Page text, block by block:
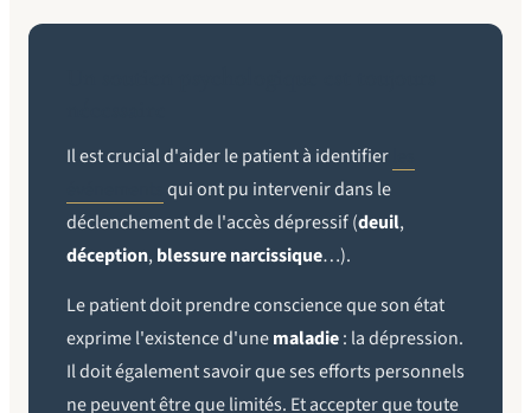
Il est crucial d'aider le patient à identifier
qui ont pu intervenir dans le
déclenchement de l'accès dépressif (deuil,
déception,blessure narcissique…).
Le patient doit prendre conscience que son état
exprime l'existence d'unemaladie: la dépression.
Il doit également savoir que ses efforts personnels
ne peuvent être que limités. Et accepter que toute